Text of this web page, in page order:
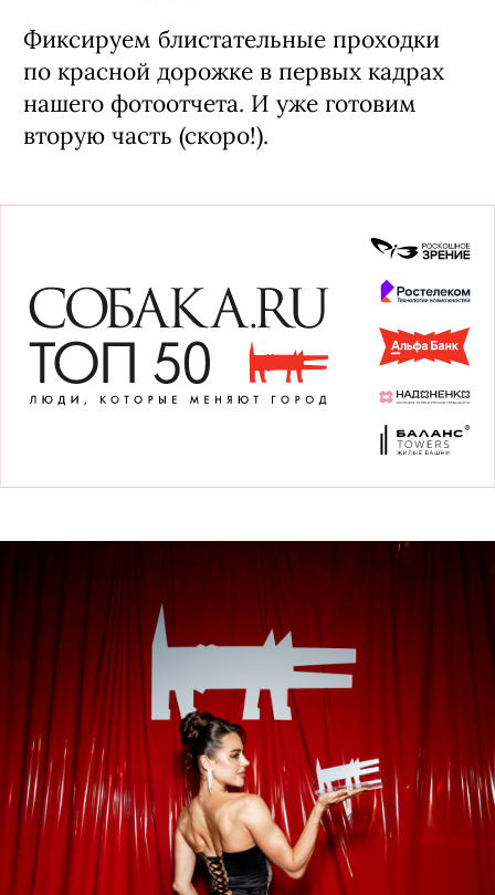
Фиксируем блистательные проходки
по красной дорожке в первых кадрах
нашего фотоотчета. И уже готовим
вторую часть (скоро!).